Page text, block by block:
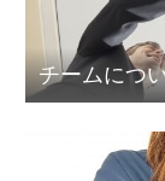
チームにつ